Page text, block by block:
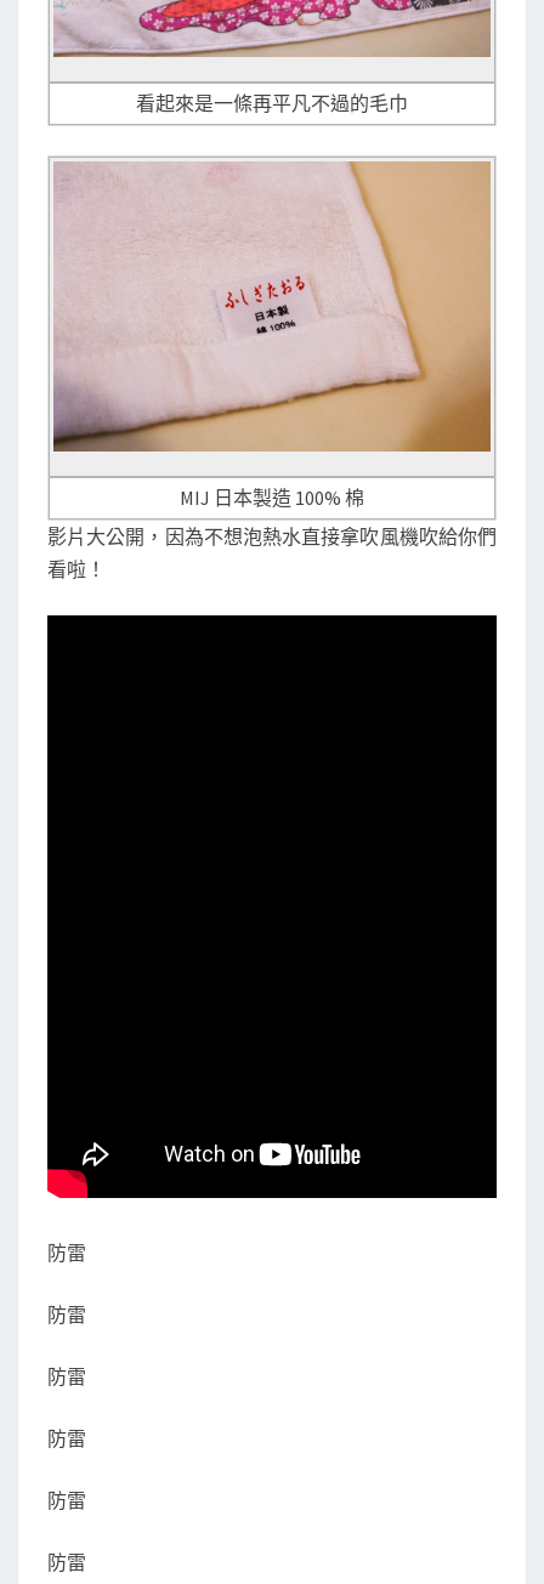
看起來是一條再平凡不過的毛巾
MIJ 日本製造 100% 棉
影片大公開，因為不想泡熱水直接拿吹風機吹給你們
看啦！
防雷
防雷
防雷
防雷
防雷
防雷